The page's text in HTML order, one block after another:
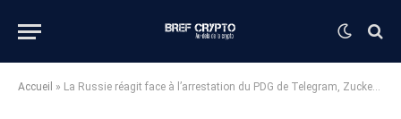
Accueil » La Russie réagit face à l’arrestation du PDG de Telegram, Zuckerberg dans le viseur des analystes